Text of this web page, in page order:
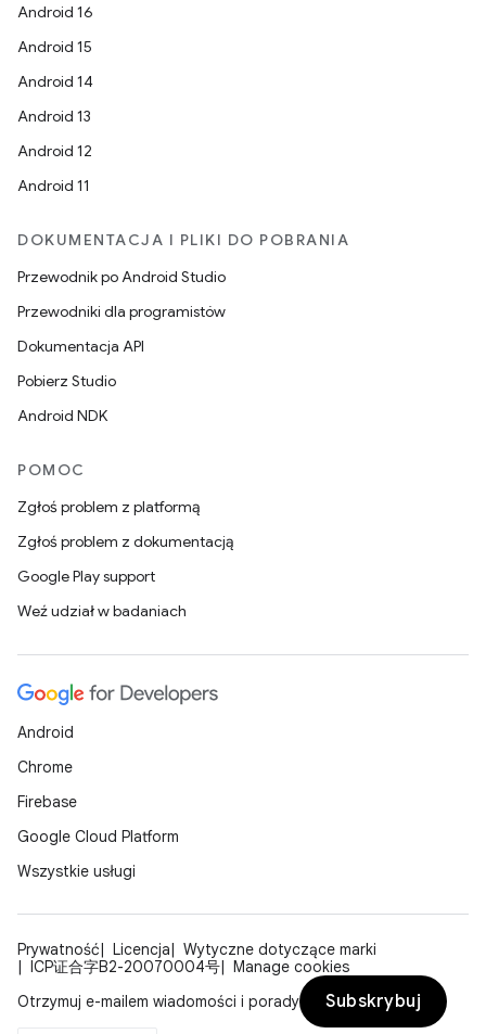
Android 16
Android 15
Android 14
Android 13
Android 12
Android 11
DOKUMENTACJA I PLIKI DO POBRANIA
Przewodnik po Android Studio
Przewodniki dla programistów
Dokumentacja API
Pobierz Studio
Android NDK
POMOC
Zgłoś problem z platformą
Zgłoś problem z dokumentacją
Google Play support
Weź udział w badaniach
Android
Chrome
Firebase
Google Cloud Platform
Wszystkie usługi
Prywatność Licencja
Wytyczne dotyczące marki
ICP证合字B2-20070004号
Manage cookies
Otrzymuj e-mailem wiadomości i porady
Subskrybuj